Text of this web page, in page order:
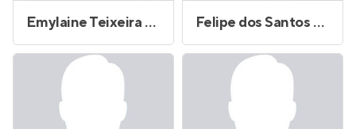
Emylaine Teixeira de Souza Felipe dos Santos Laurindo